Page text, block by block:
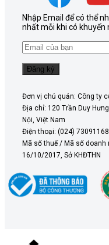
Nhập Email để có thể
nhất mỗi khi có khuyến
Đơn vị chủ quản: Công ty
Địa chỉ: 120 Trần Duy
Nội, Việt Nam
Điện thoại: (024)
Mã số thuế / Mã số doanh
16/10/2017, Sở KHĐTHN